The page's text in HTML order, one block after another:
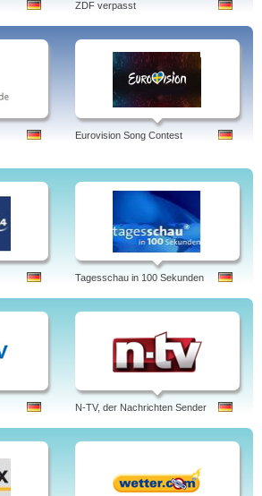
ZDF verpasst
Eurovision Song Contest
Tagesschau in 100 Sekunden
N-TV, der Nachrichten Sender